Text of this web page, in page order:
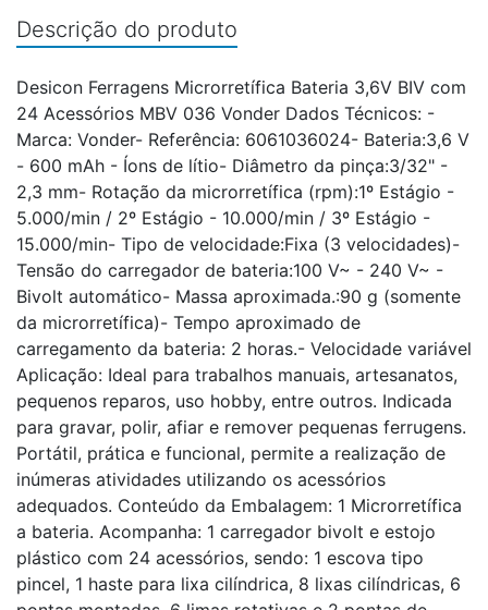
Descrição do produto
Desicon Ferragens Microrretífica Bateria 3,6V BIV com
24 Acessórios MBV 036 Vonder Dados Técnicos: -
Marca: Vonder- Referência: 6061036024- Bateria:3,6 V
- 600 mAh - Íons de lítio- Diâmetro da pinça:3/32" -
2,3 mm- Rotação da microrretífica (rpm):1º Estágio -
5.000/min / 2º Estágio - 10.000/min / 3º Estágio -
15.000/min- Tipo de velocidade:Fixa (3 velocidades)-
Tensão do carregador de bateria:100 V~ - 240 V~ -
Bivolt automático- Massa aproximada.:90 g (somente
da microrretífica)- Tempo aproximado de
carregamento da bateria: 2 horas.- Velocidade variável
Aplicação: Ideal para trabalhos manuais, artesanatos,
pequenos reparos, uso hobby, entre outros. Indicada
para gravar, polir, afiar e remover pequenas ferrugens.
Portátil, prática e funcional, permite a realização de
inúmeras atividades utilizando os acessórios
adequados. Conteúdo da Embalagem: 1 Microrretífica
a bateria. Acompanha: 1 carregador bivolt e estojo
plástico com 24 acessórios, sendo: 1 escova tipo
pincel, 1 haste para lixa cilíndrica, 8 lixas cilíndricas, 6